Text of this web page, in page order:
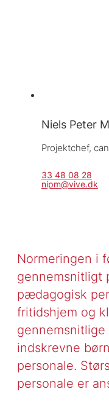
Niels Peter
Projektchef,
33 48 08 28
nipm@vive.dk
Normeringen i
gennemsnitligt
pædagogisk
fritidshjem og
gennemsnitlige
indskrevne
personale.
personale er